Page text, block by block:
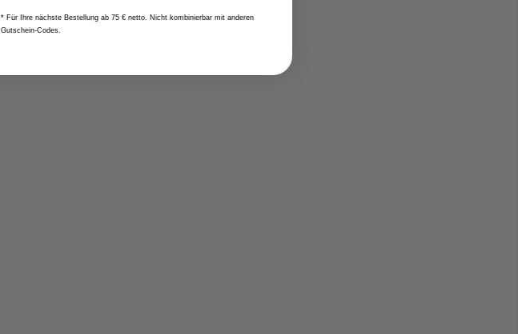
* Für Ihre nächste Bestellung ab 75 € netto. Nicht kombinierbar mit anderen
Gutschein-Codes.